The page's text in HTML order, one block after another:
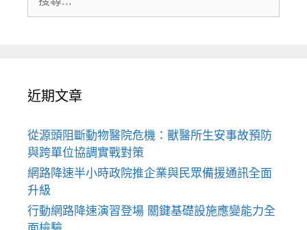
尋:
近期文章
從源頭阻斷動物醫院危機：獸醫所生安事故預防
與跨單位協調實戰對策
網路降速半小時政院推企業與民眾備援通訊全面
升級
行動網路降速演習登場 關鍵基礎設施應變能力全